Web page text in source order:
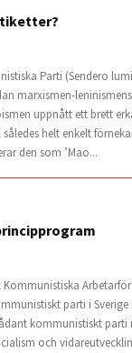
Parti (Sendero
marxismen-
uppnått ett brett
helt enkelt
den som ’Mao...
parti i
kommunistiskt parti
och